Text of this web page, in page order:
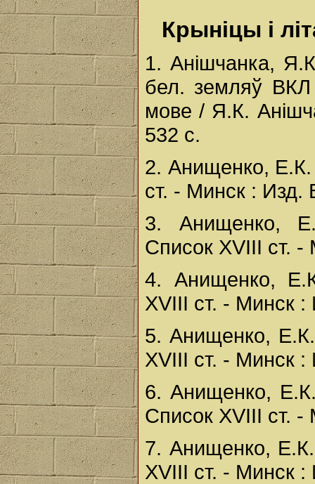
Крыніцы і
1. Анішчанка,
бел. земляў ВКЛ
мове / Я.К.
532 с.
2. Анищенко, Е.К.
ст. - Минск : Изд.
3. Анищенко,
Список XVIII ст.
4. Анищенко,
XVIII ст. - Минск
5. Анищенко,
XVIII cт. - Минск
6. Анищенко,
Список XVIII cт.
7. Анищенко,
XVIII cт. - Минск